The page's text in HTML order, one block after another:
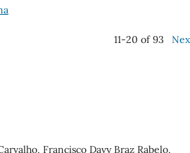
11-20 of 93
Francisco Davy Braz Rabelo,